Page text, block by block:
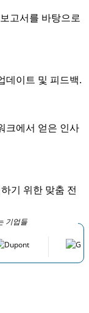
고서를 바탕으로
데이트 및 피드백.
크에서 얻은 인사
기 위한 맞춤 전
기업들